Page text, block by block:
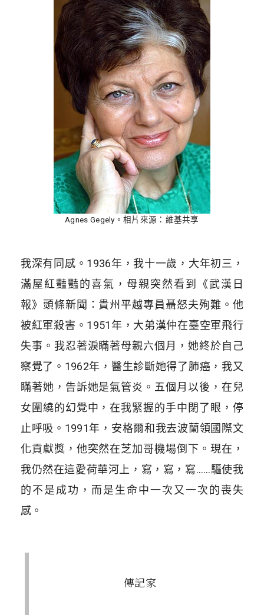
Agnes Gegely。相片來源：維基共享
我深有同感。1936年，我十一歲，大年初三，
滿屋紅豔豔的喜氣，母親突然看到《武漢日
報》頭條新聞：貴州平越專員聶怒夫殉難。他
被紅軍殺害。1951年，大弟漢仲在臺空軍飛行
失事。我忍著淚瞞著母親六個月，她終於自己
察覺了。1962年，醫生診斷她得了肺癌，我又
瞞著她，告訴她是氣管炎。五個月以後，在兒
女圍繞的幻覺中，在我緊握的手中閉了眼，停
止呼吸。1991年，安格爾和我去波蘭領國際文
化貢獻獎，他突然在芝加哥機場倒下。現在，
我仍然在這愛荷華河上，寫，寫，寫……驅使我
的不是成功，而是生命中一次又一次的喪失
感。
傳記家